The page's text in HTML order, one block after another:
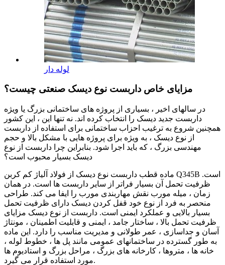
لوله دار
مزایای خاص داربست نوع دیسک صنعتی چیست؟
در سالهای اخیر ، بسیاری از پروژه های ساختمانی بزرگ یا ویژه
داربست جدید دیسک را انتخاب کرده اند. نه تنها این ، این کشور
همچنین شروع به ترغیب احزاب ساختمانی برای استفاده از داربست
از نوع دیسک ، به ویژه برای پروژه هایی با مشکل بالا و حجم
مهندسی بزرگ ، که باید اجرا شود. بنابراین چرا داربست از نوع
دیسک بسیار محبوب است؟
ماده قطب داربست نوع دیسک از فولاد آلیاژ کم کربن Q345B است.
ظرفیت تحمل آن بسیار فراتر از سایر داربست ها است. در همان
زمان ، میله مورب نقش مهاربندی مورب را ایفا می کند. طراحی
منحصر به فرد از نوع خود قفل کردن دیسک دارای ظرفیت تحمل
بسیار بالایی و عملکرد ایمنی است. داربست از نوع دیسک مزایای
ظرفیت تحمل بالا ، ساختار جامد ، ایمنی و قابلیت اطمینان ، مونتاژ
آسان و جداسازی ، عمر طولانی و مدیریت مناسب را دارد. این ماده
به طور گسترده در ساختمانهای عمومی مانند پل ها ، خطوط لوله ،
خانه ها ، متروها ، کارخانه های بزرگ ، مراحل بزرگ و استادیوم ها
مورد استفاده قرار می گیرد.